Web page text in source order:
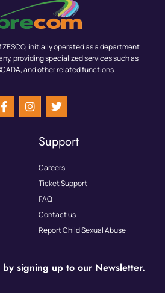
ZESCO, initially operated as a department
providing specialized services such as
and other related functions.
Support
Careers
Ticket Support
FAQ
Contact us
Report Child Sexual Abuse
by signing up to our Newsletter.